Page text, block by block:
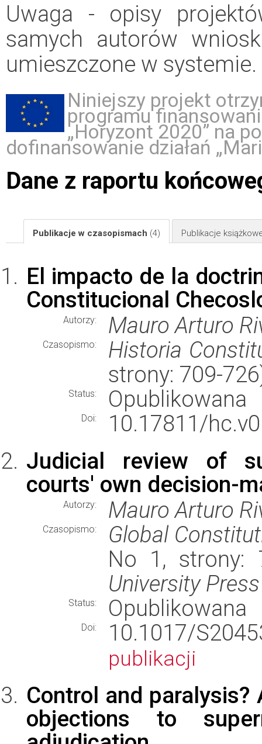
Uwaga - opisy
samych autorów
umieszczone w systemie.
Niniejszy projekt
programu
„Horyzont 2020” na
dofinansowanie działań
Dane z raportu
Publikacje w czasopismach (4) Publikacje
El impacto de la
Constitucional
Autorzy: Mauro Arturo
Czasopismo:
Historia
strony: 709-
Status: Opublikowana
Doi:
10.17811/
Judicial review of
courts' own decision-
Autorzy: Mauro Arturo
Czasopismo:
Global
No 1, strony:
University Press
Status: Opublikowana
Doi: 10.1017/
publikacji
Control and
objections to